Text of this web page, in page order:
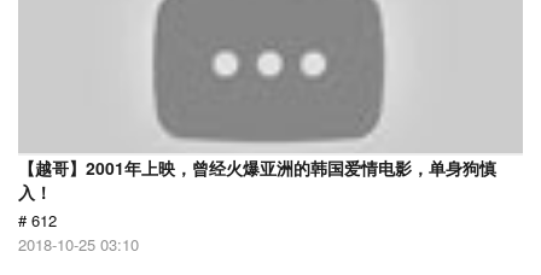
【越哥】2001年上映，曾经火爆亚洲的韩国爱情电影，单身狗慎
入！
# 612
2018-10-25 03:10